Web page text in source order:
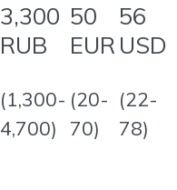
3,300
RUB
(1,300-
4,700)
50
EUR
(20-
70)
56
USD
(22-
78)